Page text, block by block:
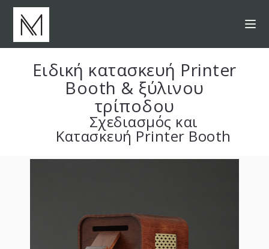
Ειδική κατασκευή Printer
Booth & ξύλινου
τρίποδου
Σχεδιασμός και
Κατασκευή Printer Booth